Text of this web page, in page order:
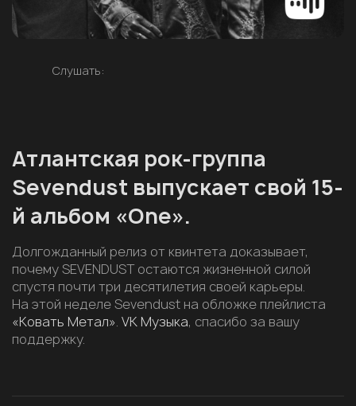
Слушать:
Атлантская рок-группа
Sevendust выпускает свой 15-
й альбом «One».
Долгожданный релиз от квинтета доказывает,
почему SEVENDUST остаются жизненной силой
спустя почти три десятилетия своей карьеры.
На этой неделе Sevendust на обложке плейлиста
«Ковать Метал». VK Музыка, спасибо за вашу
поддержку.